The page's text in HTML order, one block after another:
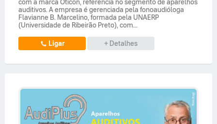
auditivos. A empresa é gerenciada pela fonoaudióloga
Flavianne B. Marcelino, formada pela UNAERP
(Universidade de Ribeirão Preto), com...
Ligar + Detalhes